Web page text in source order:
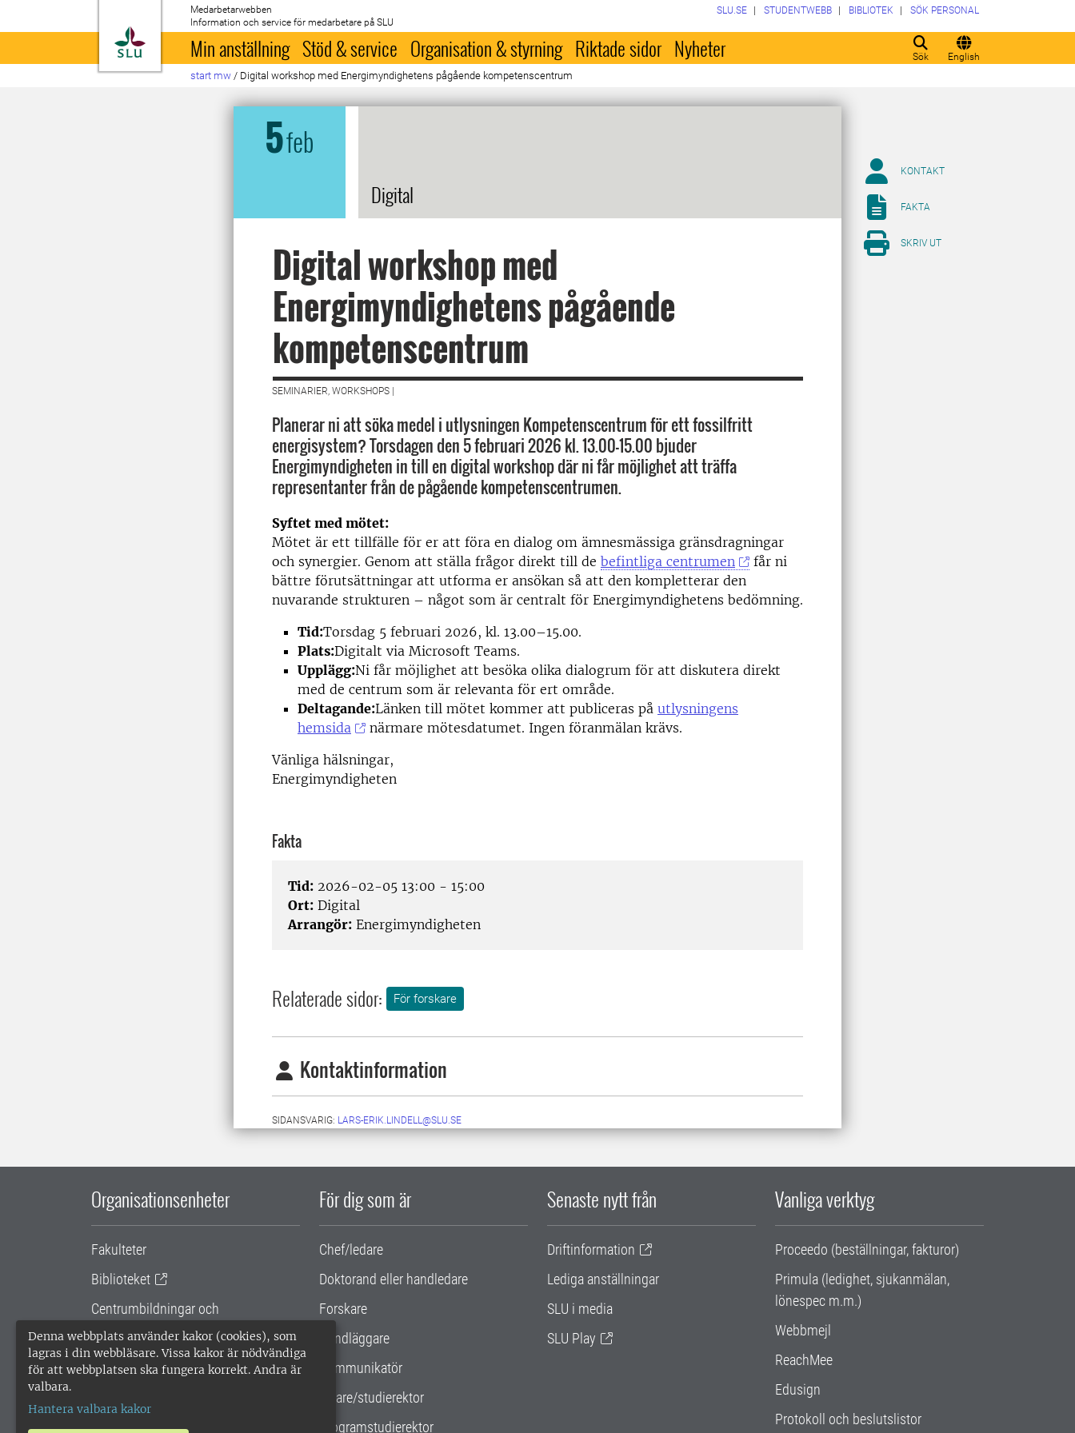
Denna webbplats använder kakor (cookies), som
lagras i din webbläsare. Vissa kakor är nödvändiga
för att webbplatsen ska fungera korrekt. Andra är
valbara.
Hantera valbara kakor
Till startsida
Medarbetarwebben
Information och service för medarbetare på SLU
Sök English
SLU.SE STUDENTWEBB BIBLIOTEK SÖK PERSONAL
Min anställning Stöd & service Organisation & styrning Riktade sidor Nyheter
start mw / Digital workshop med Energimyndighetens pågående kompetenscentrum
5feb
Digital
Digital workshop med
Energimyndighetens pågående
kompetenscentrum
SEMINARIER, WORKSHOPS |
Planerar ni att söka medel i utlysningen Kompetenscentrum för ett fossilfritt
energisystem? Torsdagen den 5 februari 2026 kl. 13.00–15.00 bjuder
Energimyndigheten in till en digital workshop där ni får möjlighet att träffa
representanter från de pågående kompetenscentrumen.
Syftet med mötet:
Mötet är ett tillfälle för er att föra en dialog om ämnesmässiga gränsdragningar
och synergier. Genom att ställa frågor direkt till de befintliga centrumen
får ni
bättre förutsättningar att utforma er ansökan så att den kompletterar den
nuvarande strukturen – något som är centralt för Energimyndighetens bedömning.
Tid:Torsdag 5 februari 2026, kl. 13.00–15.00.
Plats:Digitalt via Microsoft Teams.
Upplägg:Ni får möjlighet att besöka olika dialogrum för att diskutera direkt
med de centrum som är relevanta för ert område.
Deltagande:Länken till mötet kommer att publiceras på utlysningens
hemsida
närmare mötesdatumet. Ingen föranmälan krävs.
Vänliga hälsningar,
Energimyndigheten
Fakta
Tid: 2026-02-05 13:00 - 15:00
Ort: Digital
Arrangör: Energimyndigheten
Relaterade sidor: För forskare
Kontaktinformation
SIDANSVARIG: LARS-ERIK.LINDELL@SLU.SE
KONTAKT
FAKTA
SKRIV UT
Organisationsenheter
Fakulteter
Biblioteket
Centrumbildningar och
samarbetsprojekt
Gemensamma verksamhetsstödet
För dig som är
Chef/ledare
Doktorand eller handledare
Forskare
Handläggare
Kommunikatör
Lärare/studierektor
Programstudierektor
Senaste nytt från
Driftinformation
Lediga anställningar
SLU i media
SLU Play
Vanliga verktyg
Proceedo (beställningar, fakturor)
Primula (ledighet, sjukanmälan,
lönespec m.m.)
Webbmejl
ReachMee
Edusign
Protokoll och beslutslistor